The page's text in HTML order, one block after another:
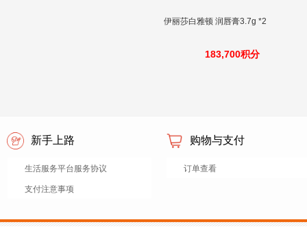
伊丽莎白雅顿 润唇膏3.7g *2
183,700积分
新手上路
生活服务平台服务协议
支付注意事项
购物与支付
订单查看